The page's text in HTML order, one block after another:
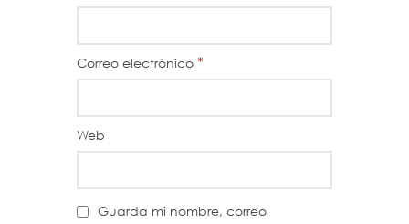
Correo electrónico *
Web
Guarda mi nombre, correo